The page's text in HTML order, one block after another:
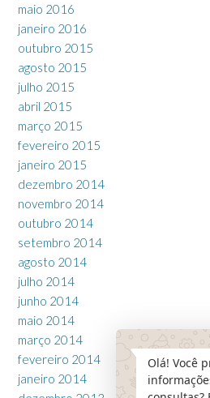
maio 2016
janeiro 2016
outubro 2015
agosto 2015
julho 2015
abril 2015
março 2015
fevereiro 2015
janeiro 2015
dezembro 2014
novembro 2014
outubro 2014
setembro 2014
agosto 2014
julho 2014
junho 2014
maio 2014
março 2014
fevereiro 2014
janeiro 2014
Olá! Você